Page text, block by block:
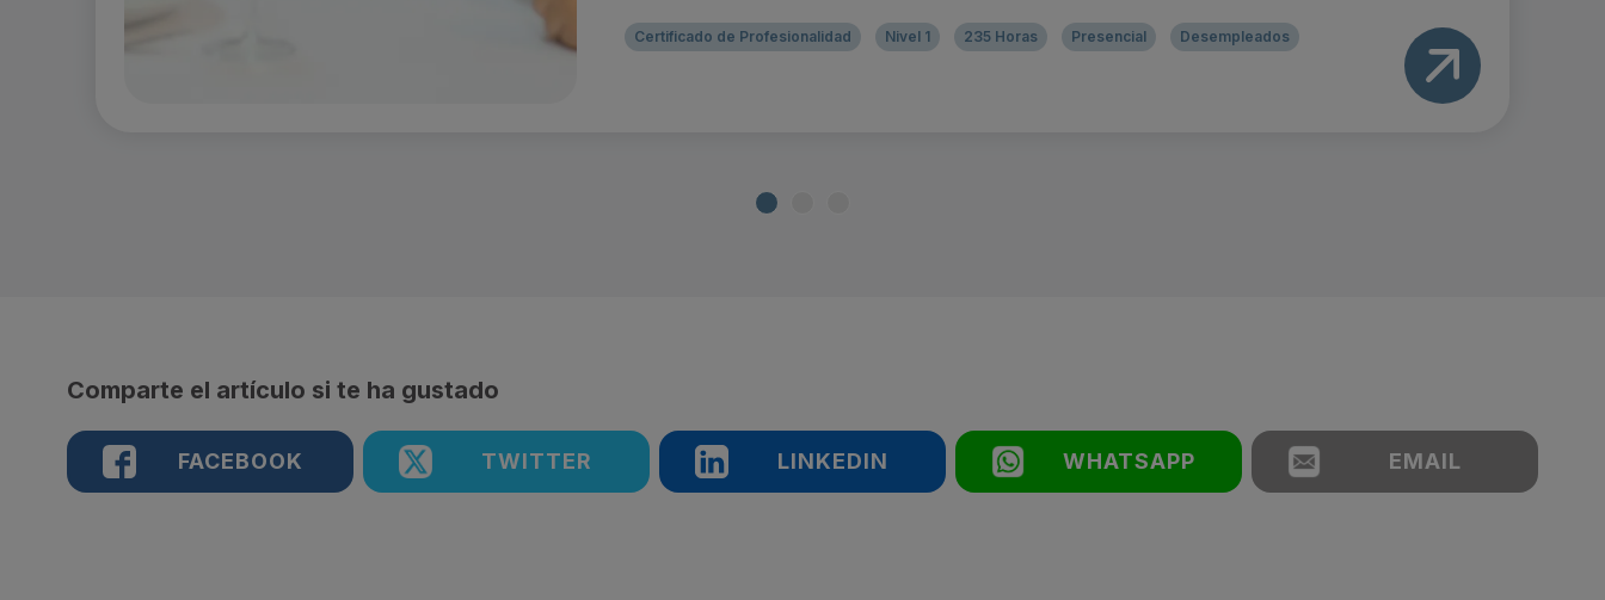
Certificado de Profesionalidad Nivel 1 235 Horas Presencial Desempleados
Comparte el artículo si te ha gustado
FACEBOOK TWITTER LINKEDIN WHATSAPP EMAIL